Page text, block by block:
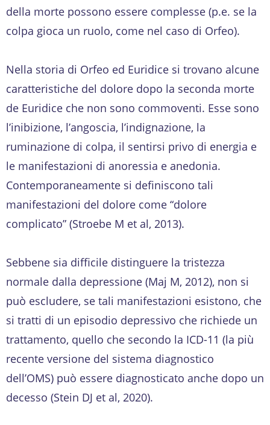
della morte possono essere complesse (p.e. se la
colpa gioca un ruolo, come nel caso di Orfeo).
Nella storia di Orfeo ed Euridice si trovano alcune
caratteristiche del dolore dopo la seconda morte
de Euridice che non sono commoventi. Esse sono
l’inibizione, l’angoscia, l’indignazione, la
ruminazione di colpa, il sentirsi privo di energia e
le manifestazioni di anoressia e anedonia.
Contemporaneamente si definiscono tali
manifestazioni del dolore come “dolore
complicato” (Stroebe M et al, 2013).
Sebbene sia difficile distinguere la tristezza
normale dalla depressione (Maj M, 2012), non si
può escludere, se tali manifestazioni esistono, che
si tratti di un episodio depressivo che richiede un
trattamento, quello che secondo la ICD-11 (la più
recente versione del sistema diagnostico
dell’OMS) può essere diagnosticato anche dopo un
decesso (Stein DJ et al, 2020).